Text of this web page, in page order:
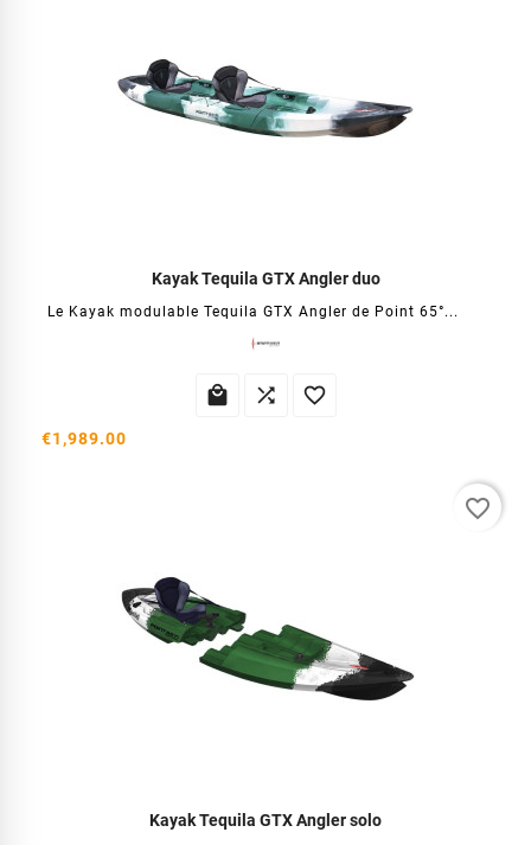
Kayak Tequila GTX Angler duo
Le Kayak modulable Tequila GTX Angler de Point 65°...
  
€1,989.00
Kayak Tequila GTX Angler solo
favorite_border